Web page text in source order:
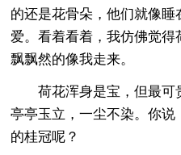
的还是花骨朵，他们就像
爱。看着看着，我仿佛觉得
飘飘然的像我走来。
荷花浑身是宝，但最可
亭亭玉立，一尘不染。你
的桂冠呢？